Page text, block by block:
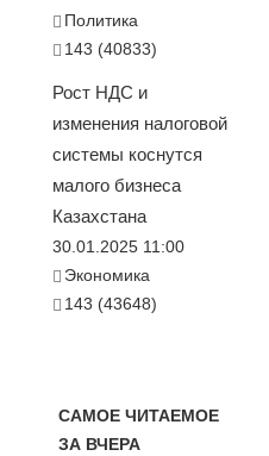
Политика
143 (40833)
Рост НДС и
изменения налоговой
системы коснутся
малого бизнеса
Казахстана
30.01.2025 11:00
Экономика
143 (43648)
САМОЕ ЧИТАЕМОЕ
ЗА ВЧЕРА